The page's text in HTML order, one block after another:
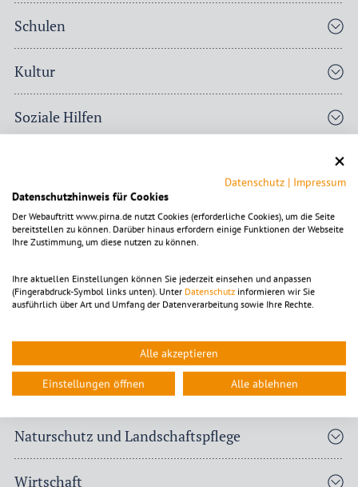
Schulen
Kultur
Soziale Hilfen
Sportförderung
Räumliche Planung und Entwicklung
Bau- und Grundstücksordnung
Ver- und Entsorgung
Verkehrsflächen und -anlagen
Naturschutz und Landschaftspflege
Wirtschaft
Datenschutz | Impressum
Datenschutzhinweis für Cookies
Der Webauftritt www.pirna.de nutzt Cookies (erforderliche Cookies), um die Seite
bereitstellen zu können. Darüber hinaus erfordern einige Funktionen der Webseite
Ihre Zustimmung, um diese nutzen zu können.
Ihre aktuellen Einstellungen können Sie jederzeit einsehen und anpassen
(Fingerabdruck-Symbol links unten). Unter Datenschutz informieren wir Sie
ausführlich über Art und Umfang der Datenverarbeitung sowie Ihre Rechte.
Alle akzeptieren
Einstellungen öffnen Alle ablehnen